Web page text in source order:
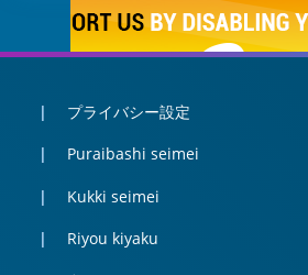
プライバシー設定
Puraibashi seimei
Kukki seimei
Riyou kiyaku